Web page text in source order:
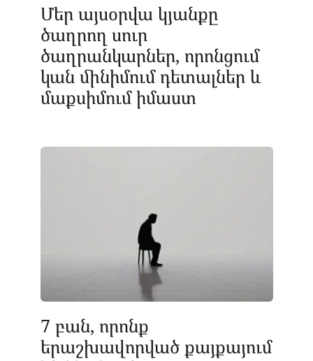
Մեր այսօրվա կյանքը
ծաղրող սուր
ծաղրանկարներ, որոնցում
կան մինիմում դետալներ և
մաքսիմում իմաստ
7 բան, որոնք
երաշխավորված քայքայում